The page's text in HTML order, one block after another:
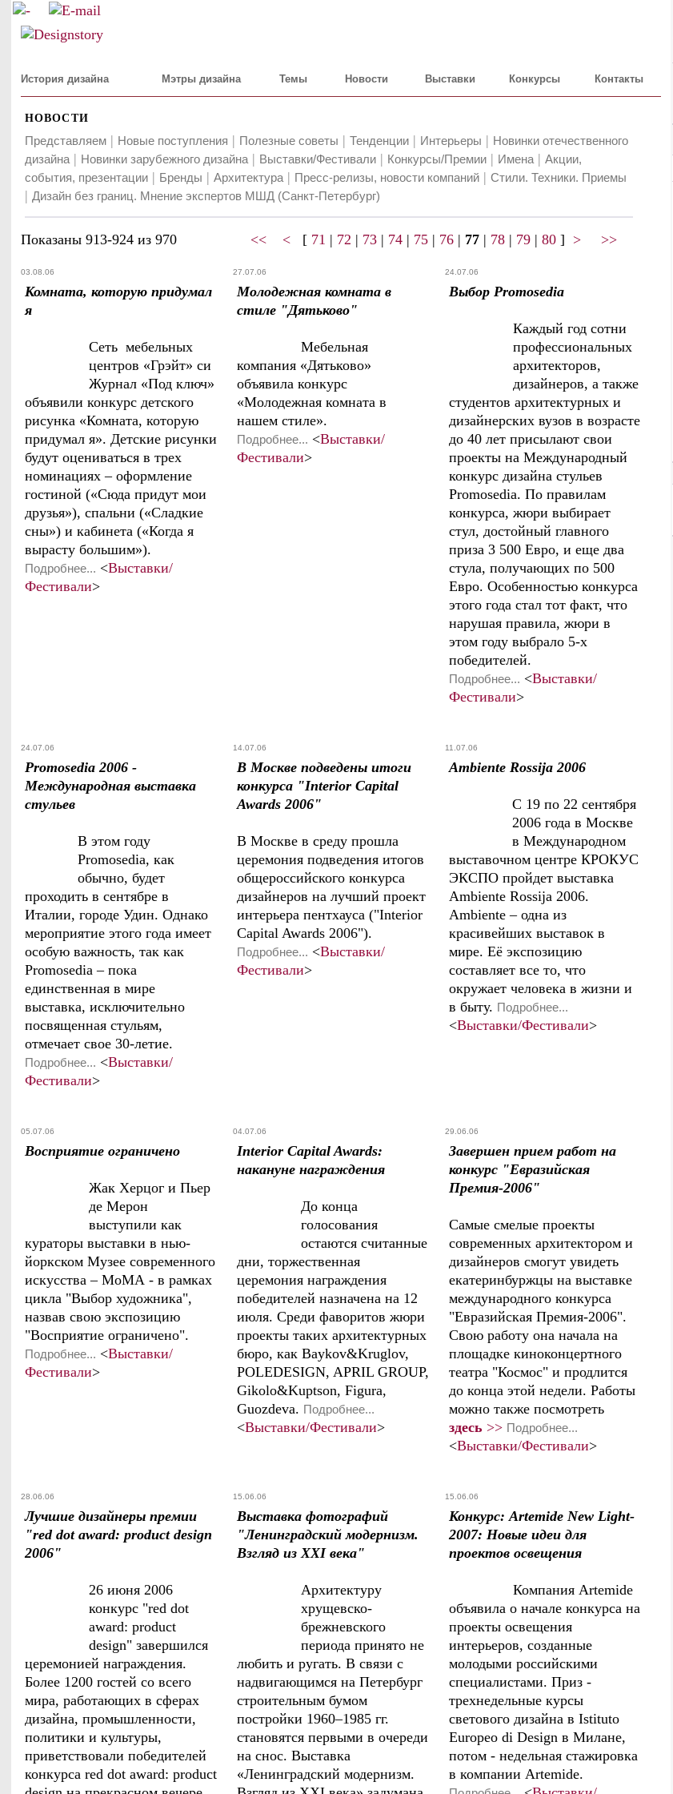
История дизайна Мэтры дизайна Темы Новости Выставки Конкурсы Контакты
НОВОСТИ
Представляем | Новые поступления | Полезные советы | Тенденции | Интерьеры | Новинки отечественного
дизайна| Новинки зарубежного дизайна| Выставки/Фестивали | Конкурсы/Премии | Имена| Акции,
события, презентации | Бренды | Архитектура| Пресс-релизы, новости компаний | Стили. Техники. Приемы
| Дизайн без границ. Мнение экспертов МШД (Санкт-Петербург)
Показаны 913-924 из 970 << < [ 71 | 72 | 73 | 74 | 75 | 76 | 77 | 78 | 79 | 80 ] > >>
03.08.06
Комната, которую придумал
я
Сеть мебельных
центров «Грэйт» си
Журнал «Под ключ»
объявили конкурс детского
рисунка «Комната, которую
придумал я». Детские рисунки
будут оцениваться в трех
номинациях – оформление
гостиной («Сюда придут мои
друзья»), спальни («Сладкие
сны») и кабинета («Когда я
вырасту большим»).
Подробнее... <Выставки/
Фестивали>
27.07.06
Молодежная комната в
стиле "Дятьково"
Мебельная
компания «Дятьково»
объявила конкурс
«Молодежная комната в
нашем стиле».
Подробнее... <Выставки/
Фестивали>
24.07.06
Выбор Promosedia
Каждый год сотни
профессиональных
архитекторов,
дизайнеров, а также
студентов архитектурных и
дизайнерских вузов в возрасте
до 40 лет присылают свои
проекты на Международный
конкурс дизайна стульев
Promosedia. По правилам
конкурса, жюри выбирает
стул, достойный главного
приза 3 500 Евро, и еще два
стула, получающих по 500
Евро. Особенностью конкурса
этого года стал тот факт, что
нарушая правила, жюри в
этом году выбрало 5-х
победителей.
Подробнее... <Выставки/
Фестивали>
24.07.06
Promosedia 2006 -
Международная выставка
стульев
В этом году
Promosedia, как
обычно, будет
проходить в сентябре в
Италии, городе Удин. Однако
мероприятие этого года имеет
особую важность, так как
Promosedia – пока
единственная в мире
выставка, исключительно
посвященная стульям,
отмечает свое 30-летие.
Подробнее... <Выставки/
Фестивали>
14.07.06
В Москве подведены итоги
конкурса "Interior Capital
Awards 2006"
В Москве в среду прошла
церемония подведения итогов
общероссийского конкурса
дизайнеров на лучший проект
интерьера пентхауса ("Interior
Capital Awards 2006").
Подробнее... <Выставки/
Фестивали>
11.07.06
Ambiente Rossija 2006
С 19 по 22 сентября
2006 года в Москве
в Международном
выставочном центре КРОКУС
ЭКСПО пройдет выставка
Ambiente Rossija 2006.
Ambiente – одна из
красивейших выставок в
мире. Её экспозицию
составляет все то, что
окружает человека в жизни и
в быту. Подробнее...
<Выставки/Фестивали>
05.07.06
Восприятие ограничено
Жак Херцог и Пьер
де Мерон
выступили как
кураторы выставки в нью-
йоркском Музее современного
искусства – МоМА - в рамках
цикла "Выбор художника",
назвав свою экспозицию
"Восприятие ограничено".
Подробнее... <Выставки/
Фестивали>
04.07.06
Interior Capital Awards:
накануне награждения
До конца
голосования
остаются считанные
дни, торжественная
церемония награждения
победителей назначена на 12
июля. Среди фаворитов жюри
проекты таких архитектурных
бюро, как Baykov&Kruglov,
POLEDESIGN, APRIL GROUP,
Gikolo&Kuptson, Figura,
Guozdeva. Подробнее...
<Выставки/Фестивали>
29.06.06
Завершен прием работ на
конкурс "Евразийская
Премия-2006"
Самые смелые проекты
современных архитектором и
дизайнеров смогут увидеть
екатеринбуржцы на выставке
международного конкурса
"Евразийская Премия-2006".
Свою работу она начала на
площадке киноконцертного
театра "Космос" и продлится
до конца этой недели. Работы
можно также посмотреть
здесь >> Подробнее...
<Выставки/Фестивали>
28.06.06
Лучшие дизайнеры премии
"red dot award: product design
2006"
26 июня 2006
конкурс "red dot
award: product
design" завершился
церемонией награждения.
Более 1200 гостей со всего
мира, работающих в сферах
дизайна, промышленности,
политики и культуры,
приветствовали победителей
конкурса red dot award: product
15.06.06
Выставка фотографий
"Ленинградский модернизм.
Взгляд из XXI века"
Архитектуру
хрущевско-
брежневского
периода принято не
любить и ругать. В связи с
надвигающимся на Петербург
строительным бумом
постройки 1960–1985 гг.
становятся первыми в очереди
на снос. Выставка
«Ленинградский модернизм.
15.06.06
Конкурс: Artemide New Light-
2007: Новые идеи для
проектов освещения
Компания Artemide
объявила о начале конкурса на
проекты освещения
интерьеров, созданные
молодыми российскими
специалистами. Приз -
трехнедельные курсы
светового дизайна в Istituto
Europeo di Design в Милане,
потом - недельная стажировка
в компании Artemide.